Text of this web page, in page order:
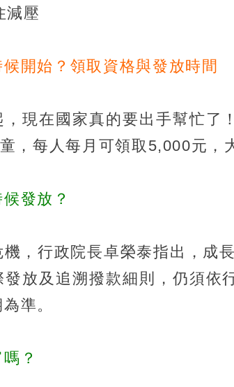
減壓
開始？領取資格與發放時間
現在國家真的要出手幫忙了
，每人每月可領取5,000元，
發放？
，行政院長卓榮泰指出，成
發放及追溯撥款細則，仍須依
準。
？